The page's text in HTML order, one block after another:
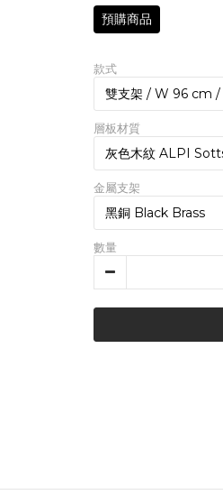
預購商品
款式
層板材質
金屬支架
數量